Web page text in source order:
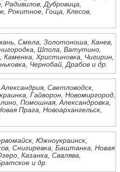
Радивилов, Дубровица,
Рокитное, Гоща, Клесов,
Смела, Золотоноша, Канев,
Шпола, Ватутино,
Христиновка, Чигирин,
Чернобай, Драбов и др.
Светловодск,
Гайворон, Новомиргород,
Помошная, Александровка,
Прага, Новоархангельск,
Южноукраинск,
Снигиревка, Баштанка, Новая
Казанка, Свалява,
и др.